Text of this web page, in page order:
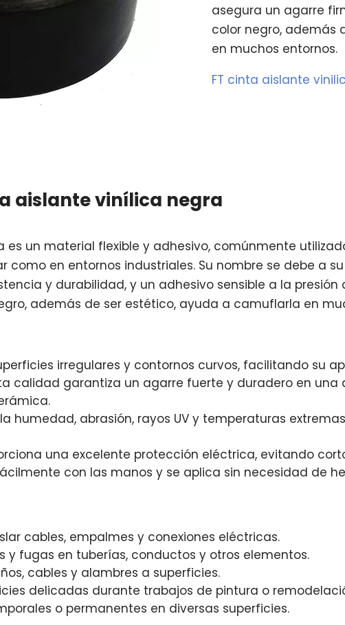
asegura un agarre
color negro, además
en muchos entornos.
FT cinta aislante
aislante vinílica negra
es un material flexible y adhesivo, comúnmente
como en entornos industriales. Su nombre se debe a
y durabilidad, y un adhesivo sensible a la
además de ser estético, ayuda a camuflarla en
irregulares y contornos curvos, facilitando su
calidad garantiza un agarre fuerte y duradero en
humedad, abrasión, rayos UV y temperaturas
una excelente protección eléctrica, evitando
con las manos y se aplica sin necesidad de
cables, empalmes y conexiones eléctricas.
y fugas en tuberías, conductos y otros elementos.
cables y alambres a superficies.
delicadas durante trabajos de pintura o
o permanentes en diversas superficies.